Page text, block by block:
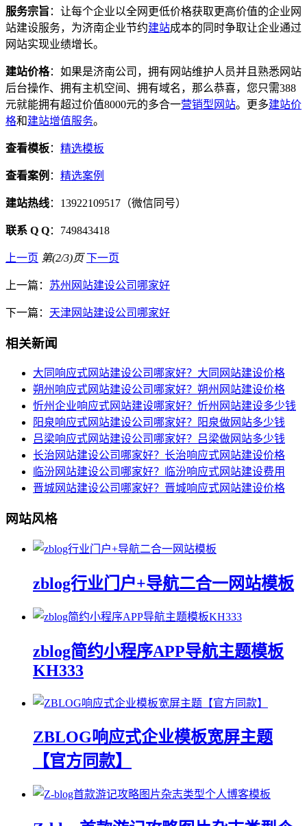
服务宗旨 ：让每个企业以全网更低价格获取更高价值的企业网
站建设服务，为济南企业节约建站成本的同时争取让企业通过
网站实现业绩增长。
建站价格：如果是济南公司，拥有网站维护人员并且熟悉网站
后台操作、拥有主机空间、拥有域名，那么恭喜，您只需388
元就能拥有超过价值8000元的多合一营销型网站。更多建站价
格和建站增值服务。
查看模板： 精选模板
查看案例 ： 精选案例
建站热线：13922109517（微信同号）
联系 Q Q：749843418
上一页 第(2/3)页 下一页
上一篇： 苏州网站建设公司哪家好
下一篇： 天津网站建设公司哪家好
相关新闻
大同响应式网站建设公司哪家好？大同网站建设价格
朔州响应式网站建设公司哪家好？朔州网站建设价格
忻州企业响应式网站建设哪家好？忻州网站建设多少钱
阳泉响应式网站建设公司哪家好？阳泉做网站多少钱
吕梁响应式网站建设公司哪家好？吕梁做网站多少钱
长治网站建设公司哪家好？长治响应式网站建设价格
临汾网站建设公司哪家好？临汾响应式网站建设费用
晋城网站建设公司哪家好？晋城响应式网站建设价格
网站风格
zblog行业门户+导航二合一网站模板
zblog简约小程序APP导航主题模板
KH333
ZBLOG响应式企业模板宽屏主题
【官方同款】